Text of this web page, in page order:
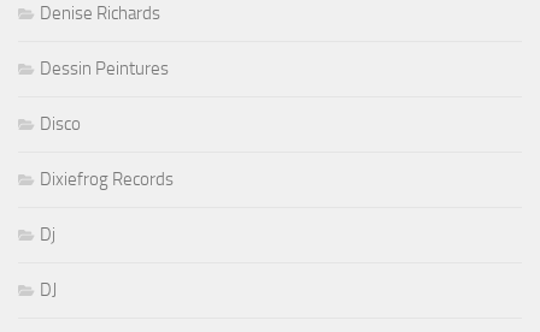
Denise Richards
Dessin Peintures
Disco
Dixiefrog Records
Dj
DJ